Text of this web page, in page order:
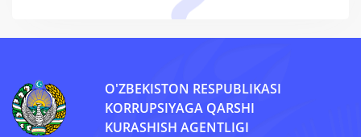
O'ZBEKISTON RESPUBLIKASI
KORRUPSIYAGA QARSHI
KURASHISH AGENTLIGI